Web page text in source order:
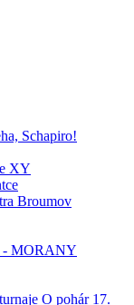
Schapiro!
XY
Broumov
- MORANY
O pohár 17.